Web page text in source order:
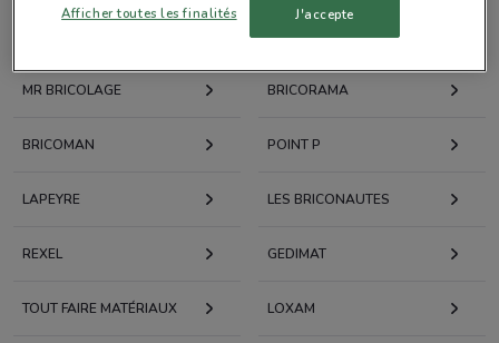
LEROY MERLIN
MR BRICOLAGE BRICORAMA
BRICOMAN POINT P
LAPEYRE LES BRICONAUTES
REXEL GEDIMAT
TOUT FAIRE MATÉRIAUX LOXAM
Afficher toutes les finalités J'accepte